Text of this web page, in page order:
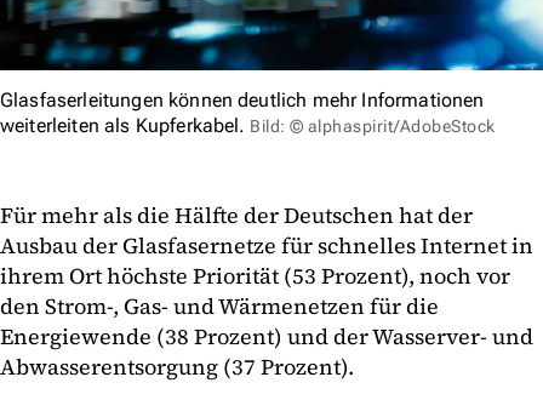
Glasfaserleitungen können deutlich mehr Informationen
weiterleiten als Kupferkabel. Bild: © alphaspirit/AdobeStock
Für mehr als die Hälfte der Deutschen hat der
Ausbau der Glasfasernetze für schnelles Internet in
ihrem Ort höchste Priorität (53 Prozent), noch vor
den Strom-, Gas- und Wärmenetzen für die
Energiewende (38 Prozent) und der Wasserver- und
Abwasserentsorgung (37 Prozent).